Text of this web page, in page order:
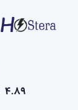
4.89